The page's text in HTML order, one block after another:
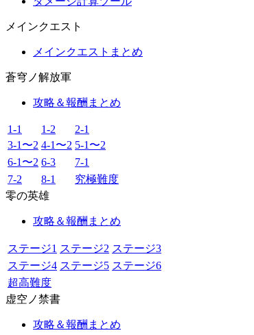
メインクエスト
メインクエストまとめ
蒼穹ノ解放軍
攻略＆報酬まとめ
1-1 1-2
2-1
3-1〜2 4-1〜2 5-1〜2
6-1〜2 6-3
7-1
7-2
8-1
究極難度
零の英雄
攻略＆報酬まとめ
ステージ1 ステージ2 ステージ3
ステージ4 ステージ5 ステージ6
超高難度
虚空ノ禁書
攻略＆報酬まとめ